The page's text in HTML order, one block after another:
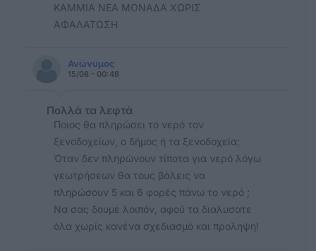
ΚΑΜΜΙΑ ΝΕΑ ΜΟΝΑΔΑ ΧΩΡΙΣ
ΑΦΑΛΑΤΩΣΗ
Ανώνυμος
15/08 - 00:48
Πολλά τα λεφτά
Ποιος θα πληρώσει το νερό τον
ξενοδοχείων, ο δήμος ή τα ξενοδοχεία;
Όταν δεν πληρώνουν τίποτα για νερό λόγω
γεωτρήσεων θα τους βάλεις να
πληρώσουν 5 και 6 φορές πάνω το νερό ;
Να σας δουμε λοιπόν, αφού τα διαλυσατε
όλα χωρίς κανένα σχεδιασμό και προληψη!